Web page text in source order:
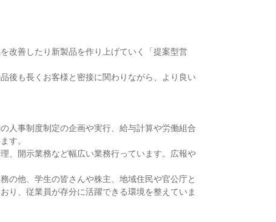
改善したり新製品を作り上げていく「提案型営
後も長くお客様と密接に関わりながら、より良い
人事制度制定の企画や実行、給与計算や労働組合
す。
、開示業務など幅広い業務行っています。広報や
の他、学生の皆さんや株主、地域住民や官公庁と
り、従業員が存分に活躍できる環境を整えていま